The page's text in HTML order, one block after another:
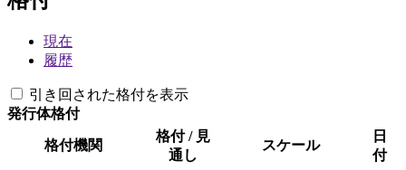
現在
履歴
引き回された格付を表示
発行体格付
格付機関
格付 / 見
通し
スケール
日
付